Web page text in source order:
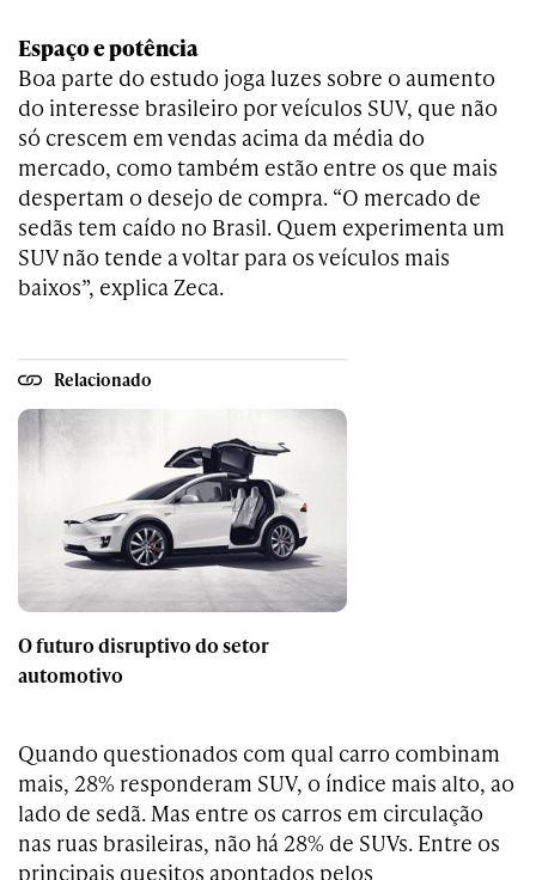
Espaço e potência
Boa parte do estudo joga luzes sobre o aumento
do interesse brasileiro por veículos SUV, que não
só crescem em vendas acima da média do
mercado, como também estão entre os que mais
despertam o desejo de compra. “O mercado de
sedãs tem caído no Brasil. Quem experimenta um
SUV não tende a voltar para os veículos mais
baixos”, explica Zeca.
Relacionado
O futuro disruptivo do setor
automotivo
Quando questionados com qual carro combinam
mais, 28% responderam SUV, o índice mais alto, ao
lado de sedã. Mas entre os carros em circulação
nas ruas brasileiras, não há 28% de SUVs. Entre os
principais quesitos apontados pelos